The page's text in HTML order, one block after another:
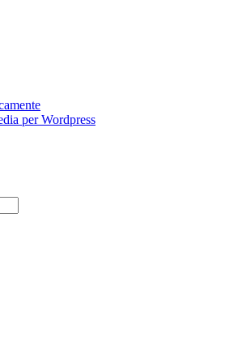
per Wordpress